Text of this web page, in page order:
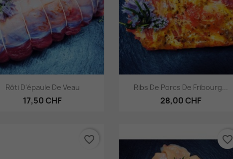
 Aperçu rapide
Rôti D'épaule De Veau
17,50 CHF
 Aperçu rapide
Ribs De Porcs De Fribourg...
28,00 CHF
favorite_border favorite_border